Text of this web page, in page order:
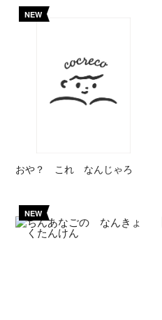
NEW
おや？ これ なんじゃろ
NEW